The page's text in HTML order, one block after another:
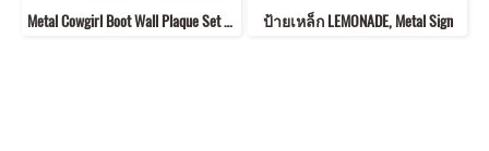
Metal Cowgirl Boot Wall Plaque Set of 2 ป้ายเหล็ก LEMONADE, Metal Sign